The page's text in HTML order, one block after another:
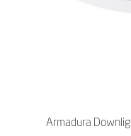
Armadura